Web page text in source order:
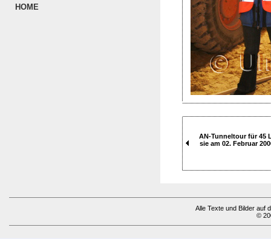
HOME
AN-Tunneltour für 45
sie am 02. Februar
Alle Texte und Bilder auf
©